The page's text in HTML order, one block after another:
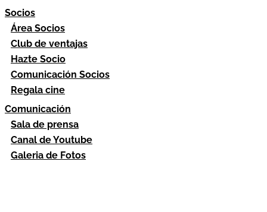
Socios
Área Socios
Club de ventajas
Hazte Socio
Comunicación Socios
Regala cine
Comunicación
Sala de prensa
Canal de Youtube
Galeria de Fotos